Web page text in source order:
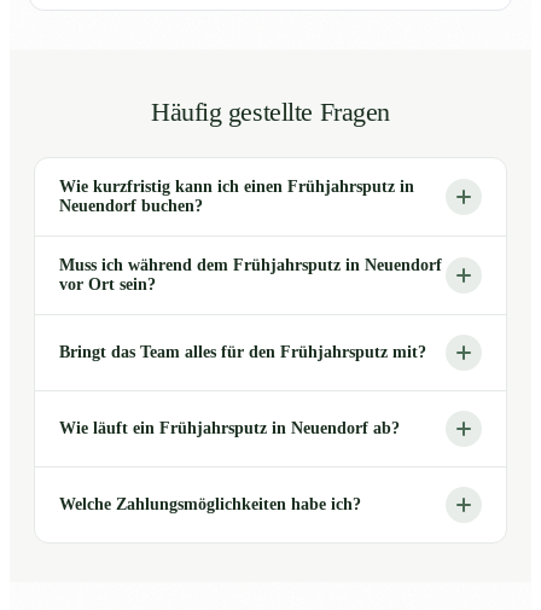
Häufig gestellte Fragen
Wie kurzfristig kann ich einen Frühjahrsputz in
Neuendorf buchen?
Muss ich während dem Frühjahrsputz in Neuendorf
vor Ort sein?
Bringt das Team alles für den Frühjahrsputz mit?
Wie läuft ein Frühjahrsputz in Neuendorf ab?
Welche Zahlungsmöglichkeiten habe ich?